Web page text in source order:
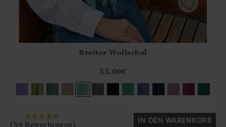
?? ""
Ja Nein
Breiter Wollschal
55.00€
(54 Bewertungen) IN DEN WARENKORB